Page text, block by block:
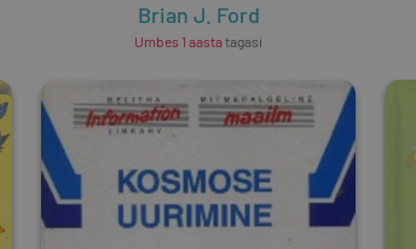
Brian J. Ford
Umbes 1 aastatagasi